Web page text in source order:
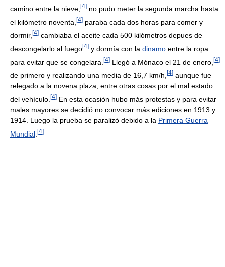
camino entre la nieve, [4] no pudo meter la segunda marcha hasta
el kilómetro noventa, [4] paraba cada dos horas para comer y
dormir, [4] cambiaba el aceite cada 500 kilómetros depues de
descongelarlo al fuego[4] y dormía con la dinamo entre la ropa
para evitar que se congelara. [4] Llegó a Mónaco el 21 de enero, [4]
de primero y realizando una media de 16,7 km/h, [4] aunque fue
relegado a la novena plaza, entre otras cosas por el mal estado
del vehículo. [4] En esta ocasión hubo más protestas y para evitar
males mayores se decidió no convocar más ediciones en 1913 y
1914. Luego la prueba se paralizó debido a la Primera Guerra
Mundial [4]